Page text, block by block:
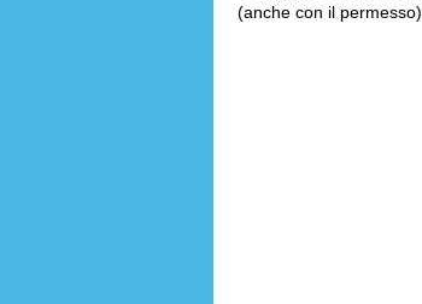
(anche con il permesso).